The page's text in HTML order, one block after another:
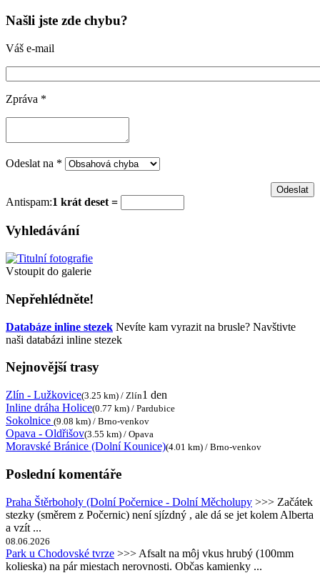
Našli jste zde chybu?
Váš e-mail
Zpráva *
Odeslat na *
Antispam:1 krát deset =
Vyhledávání
Vstoupit do galerie
Nepřehlédněte!
Databáze inline stezek Nevíte kam vyrazit na brusle? Navštivte
naši databázi inline stezek
Nejnovější trasy
Zlín - Lužkovice(3.25 km) / Zlín1 den
Inline dráha Holice(0.77 km) / Pardubice
Sokolnice (9.08 km) / Brno-venkov
Opava - Oldřišov(3.55 km) / Opava
Moravské Bránice (Dolní Kounice)(4.01 km) / Brno-venkov
Poslední komentáře
Praha Štěrboholy (Dolní Počernice - Dolní Měcholupy >>> Začátek
stezky (směrem z Počernic) není sjízdný , ale dá se jet kolem Alberta
a vzít ...
08.06.2026
Park u Chodovské tvrze >>> Afsalt na môj vkus hrubý (100mm
kolieska) na pár miestach nerovnosti. Občas kamienky ...